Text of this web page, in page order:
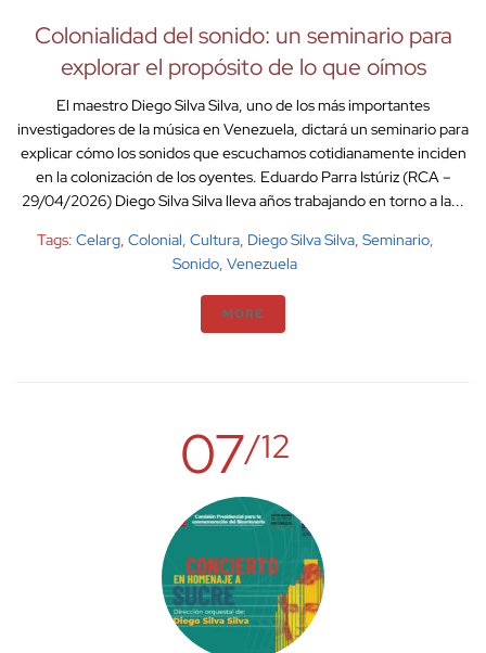
Colonialidad del sonido: un seminario para
explorar el propósito de lo que oímos
El maestro Diego Silva Silva, uno de los más importantes
investigadores de la música en Venezuela, dictará un seminario para
explicar cómo los sonidos que escuchamos cotidianamente inciden
en la colonización de los oyentes. Eduardo Parra Istúriz (RCA –
29/04/2026) Diego Silva Silva lleva años trabajando en torno a la...
Tags: Celarg, Colonial, Cultura, Diego Silva Silva, Seminario,
Sonido, Venezuela
MORE
07/12